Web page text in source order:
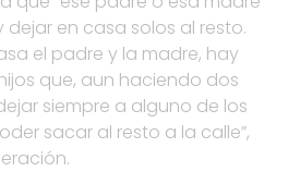
dejar en casa solos al resto.
el padre y la madre, hay
que, aun haciendo dos
siempre a alguno de los
sacar al resto a la calle”,